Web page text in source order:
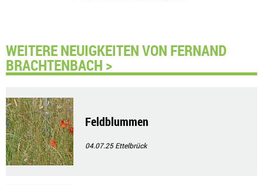
WEITERE NEUIGKEITEN VON FERNAND
BRACHTENBACH >
Feldblummen
04.07.25Ettelbrück